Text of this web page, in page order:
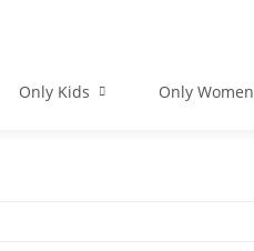
Only Kids Only Women